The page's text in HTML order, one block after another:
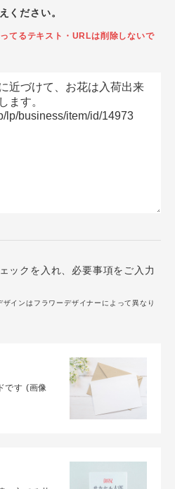
ください。
てるテキスト・URLは削除しないで
ックを入れ、必要事項をご入力
インはフラワーデザイナーによって異なり
です (画像